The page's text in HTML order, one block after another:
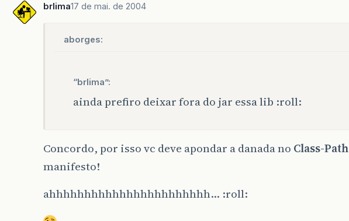
brlima17 de mai. de 2004
aborges:
“brlima”:
ainda prefiro deixar fora do jar essa lib :roll:
Concordo, por isso vc deve apondar a danada no Class-Path
manifesto!
ahhhhhhhhhhhhhhhhhhhhhhh… :roll: